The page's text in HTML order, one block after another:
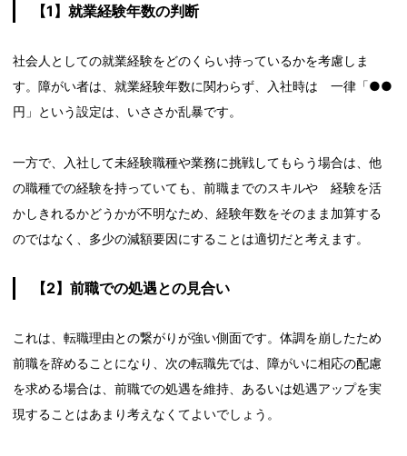
【1】就業経験年数の判断
社会人としての就業経験をどのくらい持っているかを考慮しま
す。障がい者は、就業経験年数に関わらず、入社時は 一律「●●
円」という設定は、いささか乱暴です。
一方で、入社して未経験職種や業務に挑戦してもらう場合は、他
の職種での経験を持っていても、前職までのスキルや 経験を活
かしきれるかどうかが不明なため、経験年数をそのまま加算する
のではなく、多少の減額要因にすることは適切だと考えます。
【2】前職での処遇との見合い
これは、転職理由との繋がりが強い側面です。体調を崩したため
前職を辞めることになり、次の転職先では、障がいに相応の配慮
を求める場合は、前職での処遇を維持、あるいは処遇アップを実
現することはあまり考えなくてよいでしょう。